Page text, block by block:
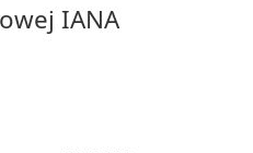
IANA